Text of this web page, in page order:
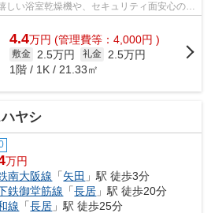
4.4万円 (管理費等：4,000円 )
敷金 2.5万円 礼金
2.5万円
1階 / 1K / 21.33㎡
ヤシ
万円
南大阪線 「矢田 」駅 徒歩3分
鉄御堂筋線 「長居 」駅 徒歩20分
線 「長居 」駅 徒歩25分